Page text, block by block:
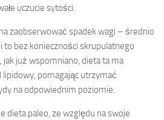
uczucie sytości.
zaobserwować spadek wagi – średnio
to bez konieczności skrupulatnego
jak już wspomniano, dieta ta ma
lipidowy, pomagając utrzymać
na odpowiednim poziomie.
dieta paleo, ze względu na swoje